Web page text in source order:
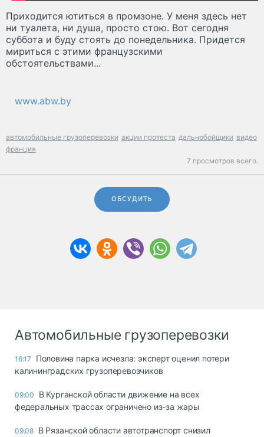
Приходится ютиться в промзоне. У меня здесь нет
ни туалета, ни душа, просто стою. Вот сегодня
суббота и буду стоять до понедельника. Придется
мириться с этими французскими
обстоятельствами...
www.abw.by
автомобильные грузоперевозки акции протеста дальнобойщики видео
франция
7 просмотров всего.
ОБСУДИТЬ
Автомобильные грузоперевозки
16:17
Половина парка исчезла: эксперт оценил потери
калининградских грузоперевозчиков
09:00
В Курганской области движение на всех
федеральных трассах ограничено из-за жары
09.08 В Рязанской области автотранспорт снизил